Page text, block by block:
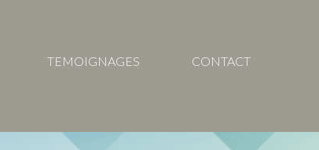
TEMOIGNAGES CONTACT